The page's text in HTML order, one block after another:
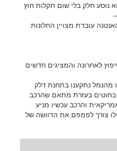
נוסע חלק בלי שום תקלות חוץ
עובדת מצויין החלונות
לאחרונה והמציגים חדשים
מהנמל נתקענו בתחנת דלק
בחוטים בעזרת מתאם שהרכב
והרכב עכשיו מניע
צורך לפמפם את הדוושה של